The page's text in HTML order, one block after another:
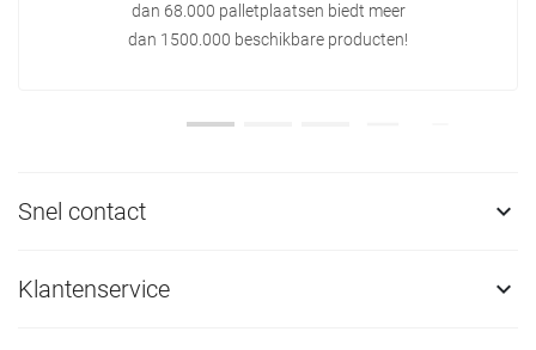
dan 68.000 palletplaatsen biedt meer
dan 1500.000 beschikbare producten!
Snel contact 
Klantenservice 